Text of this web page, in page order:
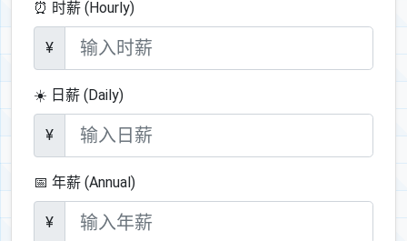
⏰ 时薪 (Hourly)
¥
☀️ 日薪 (Daily)
¥
📅 年薪 (Annual)
¥